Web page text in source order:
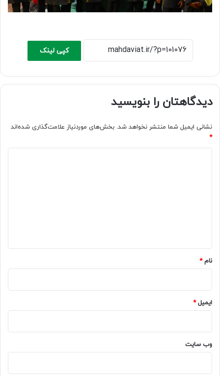
کپی لینک
دیدگاهتان را بنویسید
نشانی ایمیل شما منتشر نخواهد شد. بخش‌های موردنیاز علامت‌گذاری شده‌اند
*
نام*
ایمیل*
وب‌ سایت